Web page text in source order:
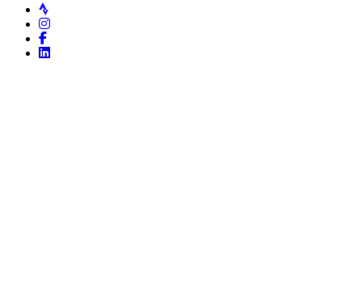
Strava
Instagram
Facebook
LinkedIn